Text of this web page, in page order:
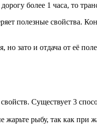
более 1 часа, то
полезные свойства.
зато и отдача от её
Существует 3
жарьте рыбу, так как